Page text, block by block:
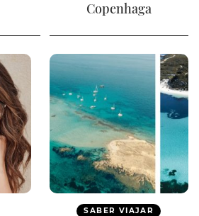
Copenhaga
SABER VIAJAR